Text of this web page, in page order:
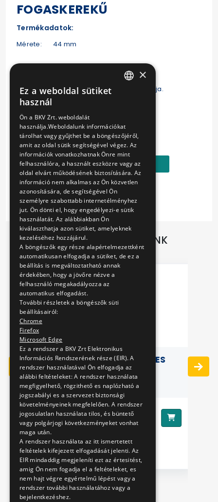
FOGASKEREKŰ
Termékadatok:
Mérete: 44 mm
Anyaga: műanyag és fém
A fogaskerekű jármű kedves, rajzolt figurája.
Ár:
990 Ft
Kosárba
TOVÁBBI AJÁNLATAINK
NYAKPÁNT - BKV SZÍNES
Ár:1790 Ft
×
Ez a weboldal sütiket
használ
Ön a BKV Zrt. weboldalát
használja.Weboldalunk információkat
tárolhat vagy gyűjthet be a böngészőjéről,
amit az oldal sütik segítségével végez. Az
információk vonatkozhatnak Önre mint
felhasználóra, a használt eszközre vagy az
oldal elvárt működésének biztosítására. Az
információ nem alkalmas az Ön közvetlen
azonosítására, de segítségével Ön
személyre szabottabb internetélményhez
jut. Ön dönti el, hogy engedélyezi-e sütik
használatát. Az alábbiakban Ön
kiválaszthatja azon sütiket, amelyeknek
kezeléséhez hozzájárul.
A böngészők egy része alapértelmezettként
automatikusan elfogadja a sütiket, de ez a
beállítás is megváltoztatható annak
érdekében, hogy a jövőre nézve a
felhasználó megakadályozza az
automatikus elfogadást.
További részletek a böngészők süti
beállításairól:
Chrome
Firefox
Microsoft Edge
Ez a rendszer a BKV Zrt Elektronikus
Információs Rendszerének része (EIR). A
rendszer használatával Ön elfogadja az
alábbi feltételeket: A rendszer használata
megfigyelhető, rögzithető es naplózható a
jogszabályi es a szervezet biztonsági
követelményeinek megfelelően. A rendszer
jogosulatlan használata tilos, és büntető
vagy polgárjogi következményeket vonhat
maga után.
A rendszer használata az itt ismertetett
feltételek kifejezett elfogadását jelenti. Az
EIR mindaddig megjeleníti ezt az értesitést,
amig Ön nem fogadja el a feltételeket, es
nem hajt végre egyértelmű lépést vagy a
rendszer további használatához vagy a
bejelentkezéshez.